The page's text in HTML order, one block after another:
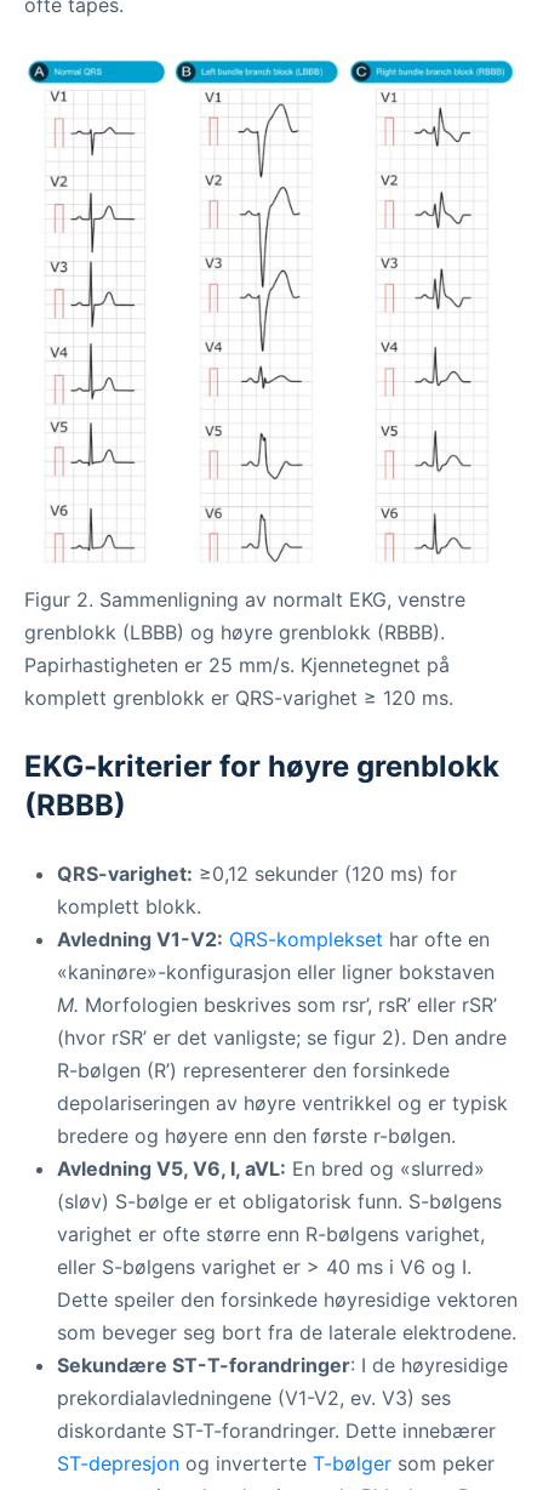
Figur 2. Sammenligning av normalt EKG, venstre
grenblokk (LBBB) og høyre grenblokk (RBBB).
Papirhastigheten er 25 mm/s. Kjennetegnet på
komplett grenblokk er QRS-varighet ≥ 120 ms.
EKG-kriterier for høyre grenblokk
(RBBB)
QRS-varighet: ≥0,12 sekunder (120 ms) for
komplett blokk.
Avledning V1-V2: QRS-komplekset har ofte en
«kaninøre»-konfigurasjon eller ligner bokstaven
M. Morfologien beskrives som rsr’, rsR’ eller rSR’
(hvor rSR’ er det vanligste; se figur 2). Den andre
R-bølgen (R’) representerer den forsinkede
depolariseringen av høyre ventrikkel og er typisk
bredere og høyere enn den første r-bølgen.
Avledning V5, V6, I, aVL: En bred og «slurred»
(sløv) S-bølge er et obligatorisk funn. S-bølgens
varighet er ofte større enn R-bølgens varighet,
eller S-bølgens varighet er > 40 ms i V6 og I.
Dette speiler den forsinkede høyresidige vektoren
som beveger seg bort fra de laterale elektrodene.
Sekundære ST-T-forandringer: I de høyresidige
prekordialavledningene (V1-V2, ev. V3) ses
diskordante ST-T-forandringer. Dette innebærer
ST-depresjon og inverterte T-bølger som peker